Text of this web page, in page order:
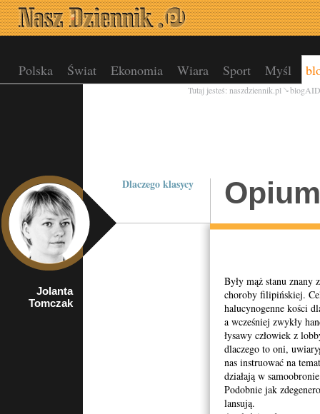
Polska Świat Ekonomia Wiara Sport Myśl
Tutaj jesteś: naszdziennik.pl blogAID
Dlaczego klasycy
Jolanta
Tomczak
Były mąż stanu
choroby filipińskiej.
halucynogenne kości
a wcześniej zwykły
łysawy człowiek z
dlaczego to oni,
nas instruować na
działają w
Podobnie jak
lansują.